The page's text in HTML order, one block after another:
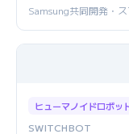
Samsung共同開発・
ヒューマノイドロボッ
SWITCHBOT